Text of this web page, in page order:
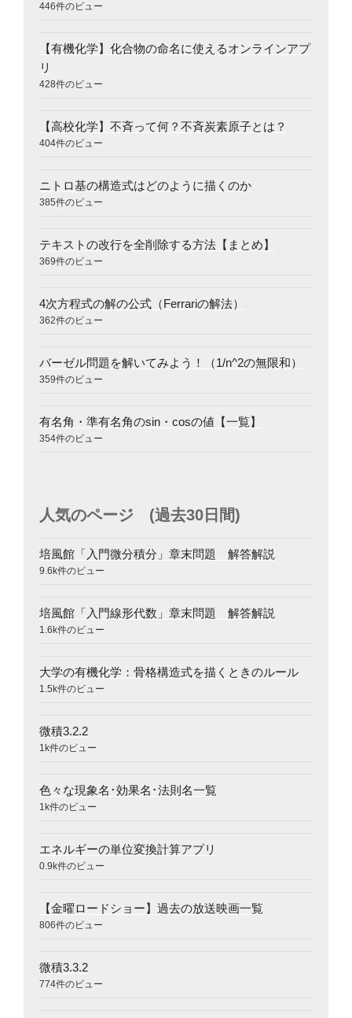
446件のビュー
【有機化学】化合物の命名に使えるオンラインアプ
リ
428件のビュー
【高校化学】不斉って何？不斉炭素原子とは？
404件のビュー
ニトロ基の構造式はどのように描くのか
385件のビュー
テキストの改行を全削除する方法【まとめ】
369件のビュー
4次方程式の解の公式（Ferrariの解法）
362件のビュー
バーゼル問題を解いてみよう！（1/n^2の無限和）
359件のビュー
有名角・準有名角のsin・cosの値【一覧】
354件のビュー
人気のページ (過去30日間)
培風館「入門微分積分」章末問題 解答解説
9.6k件のビュー
培風館「入門線形代数」章末問題 解答解説
1.6k件のビュー
大学の有機化学：骨格構造式を描くときのルール
1.5k件のビュー
微積3.2.2
1k件のビュー
色々な現象名･効果名･法則名一覧
1k件のビュー
エネルギーの単位変換計算アプリ
0.9k件のビュー
【金曜ロードショー】過去の放送映画一覧
806件のビュー
微積3.3.2
774件のビュー